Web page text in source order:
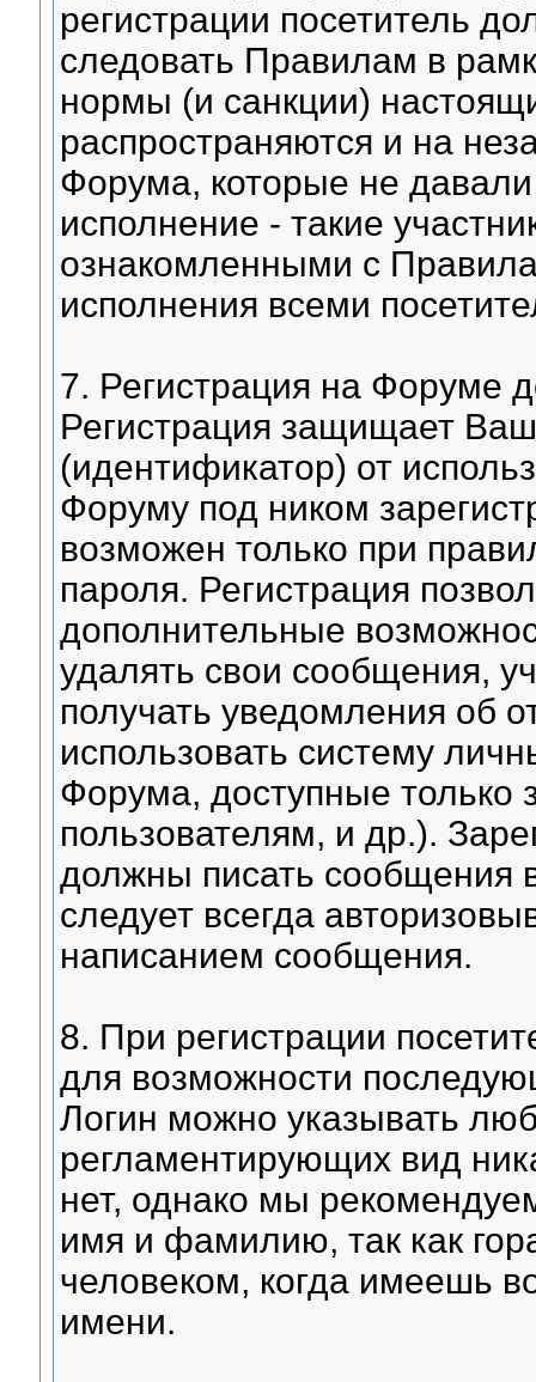
регистрации посетитель
следовать Правилам в
нормы (и санкции)
распространяются и на
Форума, которые не давали
исполнение - такие
ознакомленными с
исполнения всеми
7. Регистрация на Форуме
Регистрация защищает
(идентификатор) от
Форуму под ником
возможен только при
пароля. Регистрация
дополнительные
удалять свои сообщения,
получать уведомления об
использовать систему
Форума, доступные только
пользователям, и др.).
должны писать сообщения
следует всегда
написанием сообщения.
8. При регистрации
для возможности
Логин можно указывать
регламентирующих вид
нет, однако мы
имя и фамилию, так как
человеком, когда имеешь
имени.